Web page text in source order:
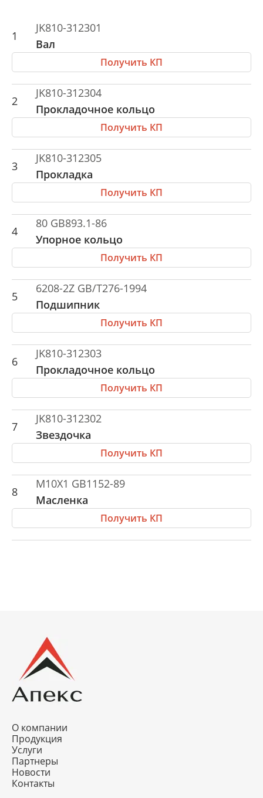
1
JK810-312301
Вал
Получить КП
2
JK810-312304
Прокладочное кольцо
Получить КП
3
JK810-312305
Прокладка
Получить КП
4
80 GB893.1-86
Упорное кольцо
Получить КП
5
6208-2Z GB/T276-1994
Подшипник
Получить КП
6
JK810-312303
Прокладочное кольцо
Получить КП
7
JK810-312302
Звездочка
Получить КП
8
M10X1 GB1152-89
Масленка
Получить КП
О компании
Продукция
Услуги
Партнеры
Новости
Контакты